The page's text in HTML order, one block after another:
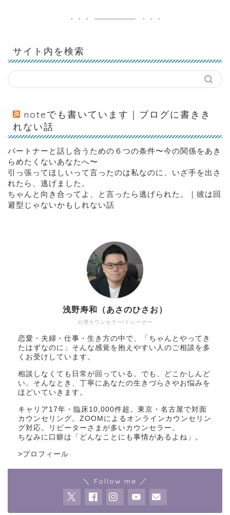
サイト内を検索
noteでも書いています｜ブログに書きき
れない話
パートナーと話し合うための６つの条件〜今の関係をあき
らめたくないあなたへ〜
引っ張ってほしいって言ったのは私なのに、いざ手を出さ
れたら、逃げました。
ちゃんと向き合ってよ、と言ったら逃げられた。｜彼は回
避型じゃないかもしれない話
心理カウンセラー/トレーナー
浅野寿和（あさのひさお）
恋愛・夫婦・仕事・生き方の中で、「ちゃんとやってき
たはずなのに」そんな感覚を抱えやすい人のご相談を多
くお受けしています。
相談しなくても日常が回っている。でも、どこかしんど
い。そんなとき、丁寧にあなたの生きづらさやお悩みを
ほどいていきます。
キャリア17年・臨床10,000件超。東京・名古屋で対面
カウンセリング。ZOOMによるオンラインカウンセリン
グ対応。リピーターさまが多いカウンセラー。
ちなみに口癖は「どんなことにも事情があるよね」。
>プロフィール
＼ Follow me ／